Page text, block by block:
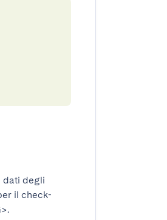
dati degli
il check-
.